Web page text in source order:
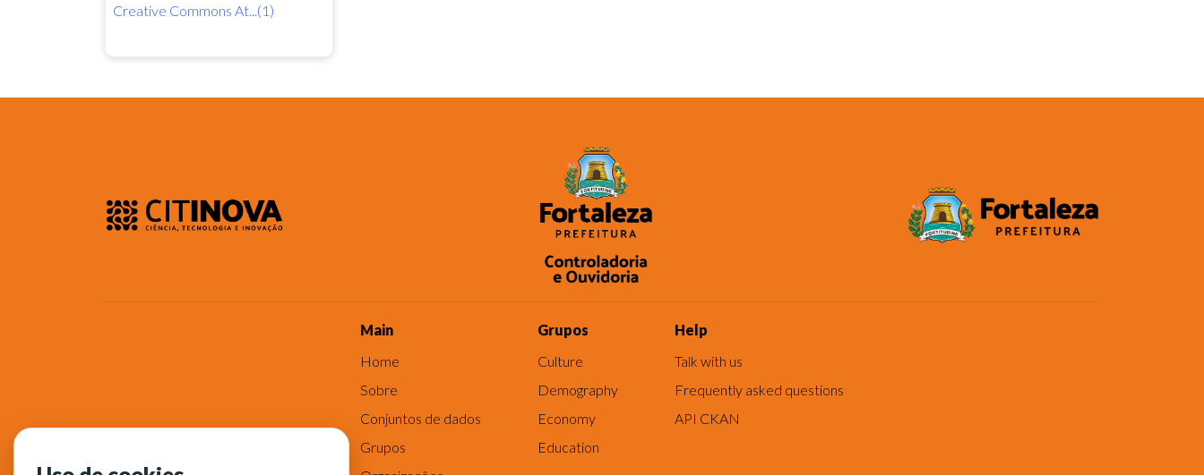
Creative Commons At...(1)
Main
Home
Sobre
Conjuntos de dados
Grupos
Grupos
Culture
Demography
Economy
Education
Help
Talk with us
Frequently asked questions
API CKAN